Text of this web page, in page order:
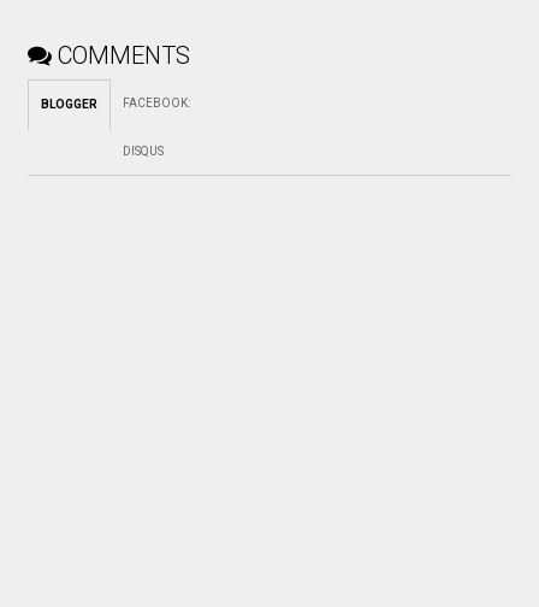
COMMENTS
BLOGGER FACEBOOK:
DISQUS